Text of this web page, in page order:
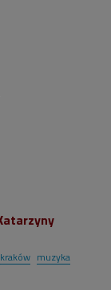
kraków muzyka